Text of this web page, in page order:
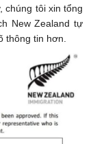
chúng tôi xin tổng
New Zealand tự
thông tin hơn.